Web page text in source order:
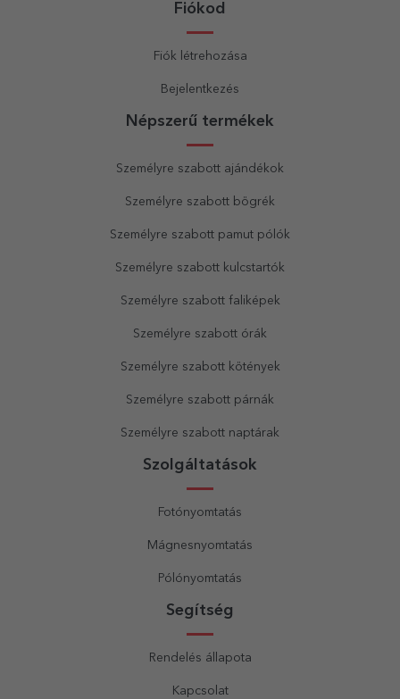
Fiókod
Fiók létrehozása
Bejelentkezés
Népszerű termékek
Személyre szabott ajándékok
Személyre szabott bögrék
Személyre szabott pamut pólók
Személyre szabott kulcstartók
Személyre szabott faliképek
Személyre szabott órák
Személyre szabott kötények
Személyre szabott párnák
Személyre szabott naptárak
Szolgáltatások
Fotónyomtatás
Mágnesnyomtatás
Pólónyomtatás
Segítség
Rendelés állapota
Kapcsolat